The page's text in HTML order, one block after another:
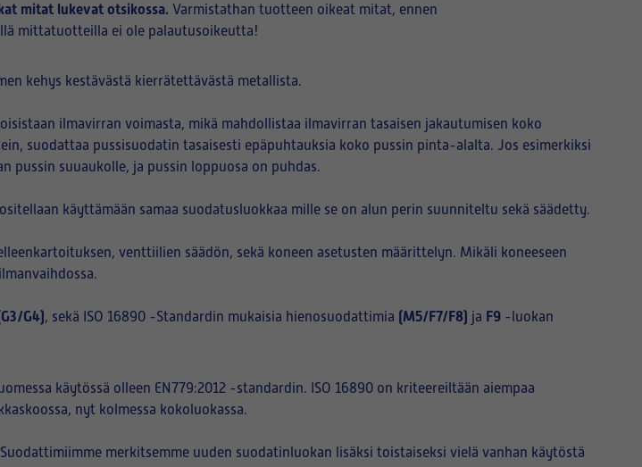
mitat lukevat otsikossa. Varmistathan tuotteen oikeat mitat, ennen
mittatuotteilla ei ole palautusoikeutta!
kehys kestävästä kierrätettävästä metallista.
ilmavirran voimasta, mikä mahdollistaa ilmavirran tasaisen jakautumisen koko
suodattaa pussisuodatin tasaisesti epäpuhtauksia koko pussin pinta-alalta. Jos esimerkiksi
pussin suuaukolle, ja pussin loppuosa on puhdas.
käyttämään samaa suodatusluokkaa mille se on alun perin suunniteltu sekä säädetty.
venttiilien säädön, sekä koneen asetusten määrittelyn. Mikäli koneeseen
G4), sekä ISO 16890 -Standardin mukaisia hienosuodattimia (M5/F7/F8) ja F9 -luokan
käytössä olleen EN779:2012 -standardin. ISO 16890 on kriteereiltään aiempaa
nyt kolmessa kokoluokassa.
merkitsemme uuden suodatinluokan lisäksi toistaiseksi vielä vanhan käytöstä